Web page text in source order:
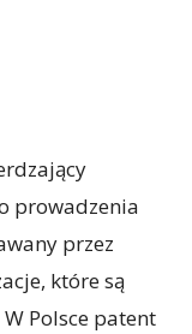
prowadzenia
przez
które są
Polsce patent